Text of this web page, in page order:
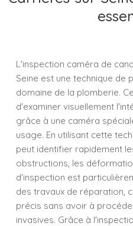
L'inspection caméra de
Seine est une technique de
domaine de la plomberie.
d'examiner visuellement
grâce à une caméra
usage. En utilisant cette
peut identifier rapidement
obstructions, les
d'inspection est
des travaux de réparation,
précis sans avoir à
invasives. Grâce à